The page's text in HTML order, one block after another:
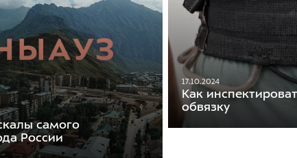
самого
России
17.10.2024
Как
обвязку